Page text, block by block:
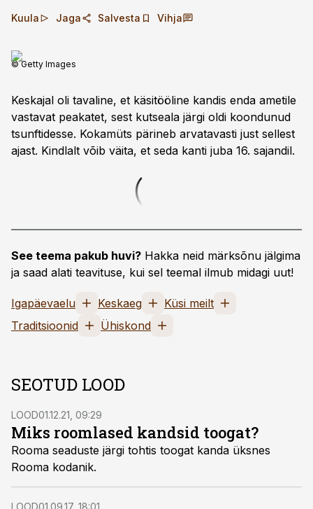
Kuula Jaga Salvesta Vihja
© Getty Images
Keskajal oli tavaline, et käsitööline kandis enda ametile
vastavat peakatet, sest kutseala järgi oldi koondunud
tsunftidesse. Kokamüts pärineb arvatavasti just sellest
ajast. Kindlalt võib väita, et seda kanti juba 16. sajandil.
See teema pakub huvi? Hakka neid märksõnu jälgima
ja saad alati teavituse, kui sel teemal ilmub midagi uut!
Igapäevaelu Keskaeg
Küsi meilt
Traditsioonid
Ühiskond
SEOTUD LOOD
LOOD01.12.21, 09:29
Miks roomlased kandsid toogat?
Rooma seaduste järgi tohtis toogat kanda üksnes
Rooma kodanik.
LOOD01.09.17, 18:01